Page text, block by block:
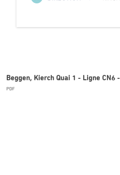
Beggen, Kierch Quai 1 - Ligne CN6 -
PDF